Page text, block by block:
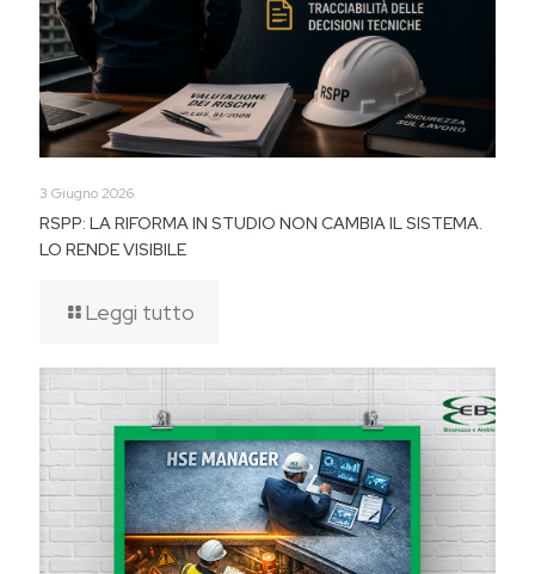
3 Giugno 2026
RSPP: LA RIFORMA IN STUDIO NON CAMBIA IL SISTEMA.
LO RENDE VISIBILE
Leggi tutto